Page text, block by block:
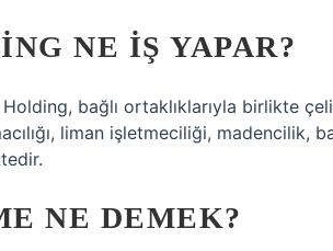
NE IŞ YAPAR?
bağlı ortaklıklarıyla birlikte
liman işletmeciliği, madencilik,
NE DEMEK?